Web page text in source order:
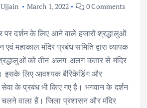
Ujjain March 1, 2022 0 Comments
पर दर्शन के लिए आने वाले हजारों श्रद्धालुओं
महाकाल मंदिर प्रबंध समिति द्वारा व्यापक
को तीन अलग-अलग कतार से मंदिर
इसके लिए आवश्यक बैरिकेडिंग और
के प्रबंध भी किए गए है। भगवान के दर्शन
वाला हैं। जिला प्रशासन और मंदिर